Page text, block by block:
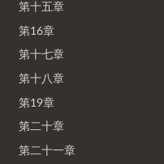
第十五章
第16章
第十七章
第十八章
第19章
第二十章
第二十一章